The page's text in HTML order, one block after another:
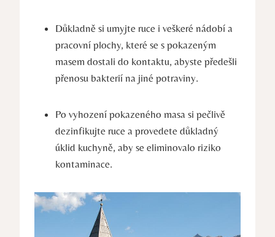
Důkladně si umyjte ruce i veškeré nádobí a
pracovní plochy, které se s pokazeným
masem dostali do kontaktu, abyste předešli
přenosu bakterií na jiné potraviny.
Po vyhození pokazeného masa si pečlivě
dezinfikujte ruce a provedete důkladný
úklid kuchyně, aby se eliminovalo riziko
kontaminace.